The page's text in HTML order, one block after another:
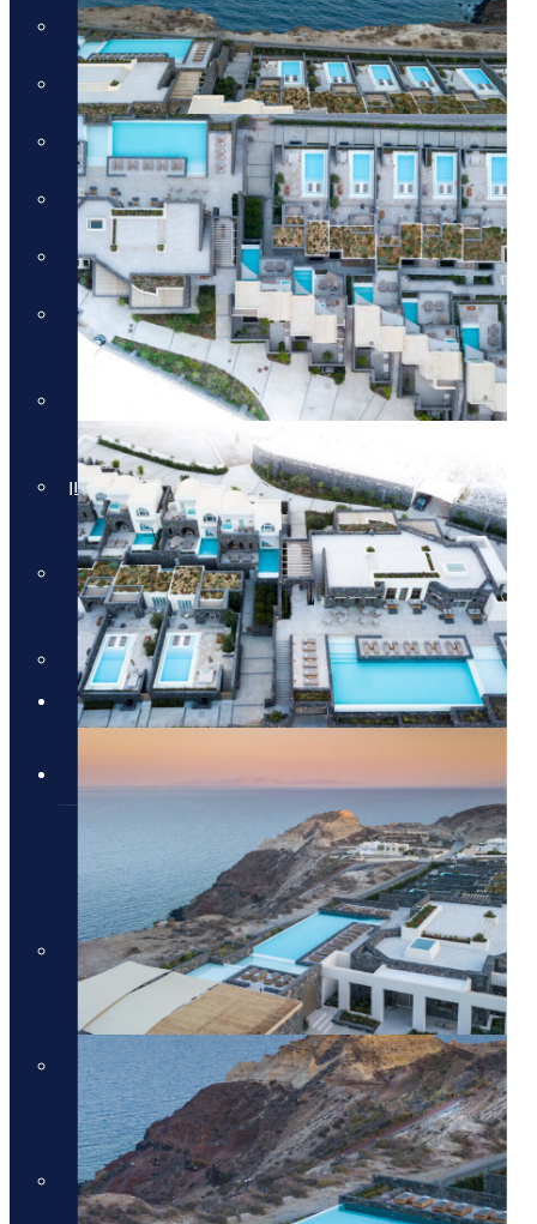
חבילות לחלקידיקי
חבילות למיקונוס
חבילות לסנטוריני
חבילות לרודוס
חבילות לפרבזה
חבילות למדיירה, פורטוגל והאיים
האזוריים
חבילות למלון Daios Cove
בכרתים
חבילות למלון Parklane Resort &
Spa
חבילות למלון Domes of
Elounda בכרתים
סקי יוקרתי
✦ חבילות מומלצות ✦
מלונות יוקרה
מלונות יוקרה
מלונות יוקרה
מלונות יוקרה בכרתים
מלונות יוקרה בכרתים
מלונות יוקרה בקורפו
מלונות יוקרה בקורפו
מלונות יוקרה באתונה